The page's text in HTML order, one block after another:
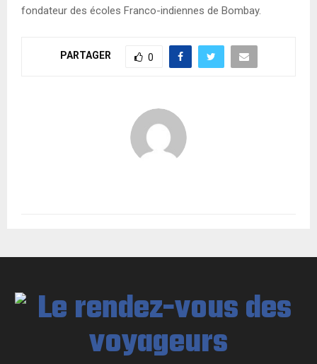
fondateur des écoles Franco-indiennes de Bombay.
PARTAGER 0